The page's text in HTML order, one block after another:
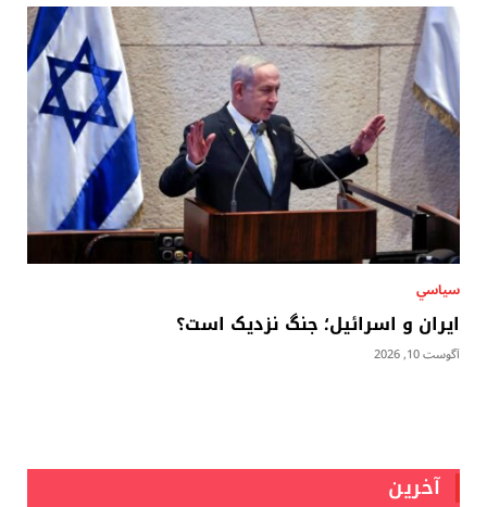
سياسي
ایران و اسرائیل؛ جنگ نزدیک است؟
آگوست 10, 2026
آخرین